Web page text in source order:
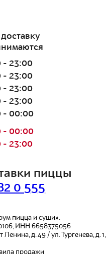
пиццы
0 555
пицца и суши».
ИНН 6658375056
Ленина, д. 49 / ул. Тургенева, д. 1,
продажи
- 23:00
- 23:00
- 23:00
- 23:00
- 00:00
- 00:00
- 23:00